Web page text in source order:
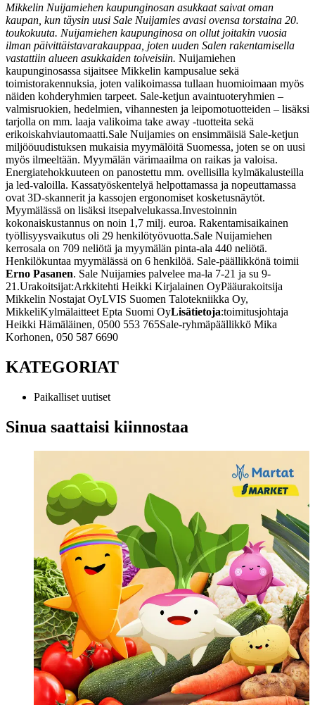
Mikkelin Nuijamiehen kaupunginosan asukkaat saivat oman
kaupan, kun täysin uusi Sale Nuijamies avasi ovensa torstaina 20.
toukokuuta. Nuijamiehen kaupunginosa on ollut joitakin vuosia
ilman päivittäistavarakauppaa, joten uuden Salen rakentamisella
vastattiin alueen asukkaiden toiveisiin. Nuijamiehen
kaupunginosassa sijaitsee Mikkelin kampusalue sekä
toimistorakennuksia, joten valikoimassa tullaan huomioimaan myös
näiden kohderyhmien tarpeet. Sale-ketjun avaintuoteryhmien –
valmisruokien, hedelmien, vihannesten ja leipomotuotteiden – lisäksi
tarjolla on mm. laaja valikoima take away ‑tuotteita sekä
erikoiskahviautomaatti.Sale Nuijamies on ensimmäisiä Sale-ketjun
miljööuudistuksen mukaisia myymälöitä Suomessa, joten se on uusi
myös ilmeeltään. Myymälän värimaailma on raikas ja valoisa.
Energiatehokkuuteen on panostettu mm. ovellisilla kylmäkalusteilla
ja led-valoilla. Kassatyöskentelyä helpottamassa ja nopeuttamassa
ovat 3D-skannerit ja kassojen ergonomiset kosketusnäytöt.
Myymälässä on lisäksi itsepalvelukassa.Investoinnin
kokonaiskustannus on noin 1,7 milj. euroa. Rakentamisaikainen
työllisyysvaikutus oli 29 henkilötyövuotta.Sale Nuijamiehen
kerrosala on 709 neliötä ja myymälän pinta-ala 440 neliötä.
Henkilökuntaa myymälässä on 6 henkilöä. Sale-päällikkönä toimii
Erno Pasanen. Sale Nuijamies palvelee ma-la 7-21 ja su 9-
21.Urakoitsijat:Arkkitehti Heikki Kirjalainen OyPääurakoitsija
Mikkelin Nostajat OyLVIS Suomen Talotekniikka Oy,
MikkeliKylmälaitteet Epta Suomi OyLisätietoja:toimitusjohtaja
Heikki Hämäläinen, 0500 553 765Sale-ryhmäpäällikkö Mika
Korhonen, 050 587 6690
KATEGORIAT
Paikalliset uutiset
Sinua saattaisi kiinnostaa